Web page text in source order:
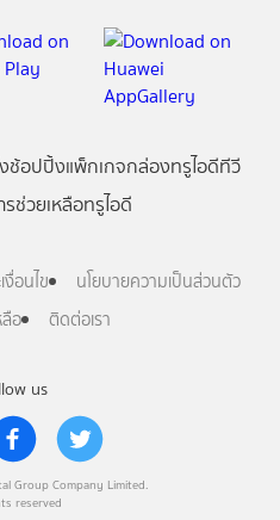
us
Group Company Limited.
reserved
ช้อปปิ้งแพ็กเกจกล่องทรูไอดีทีวี
ช่วยเหลือทรูไอดี
งื่อนไข
นโยบายความเป็นส่วนตัว
อ
ติดต่อเรา